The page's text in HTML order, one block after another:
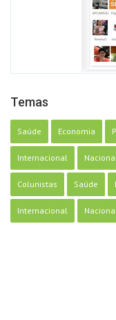
Temas
Saúde Economia
Internacional Nacional
Colunistas Saúde
Internacional Nacional